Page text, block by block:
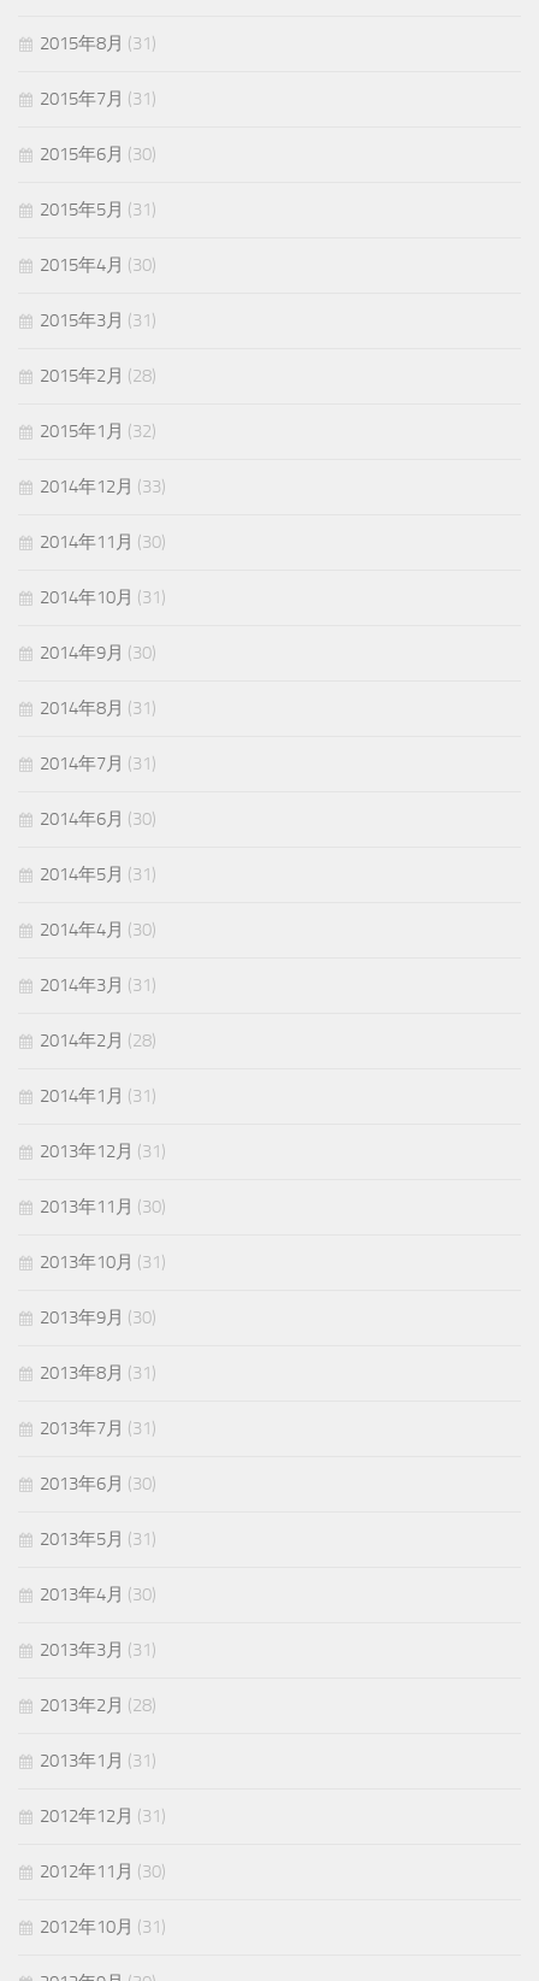
2015年8月 (31)
2015年7月 (31)
2015年6月 (30)
2015年5月 (31)
2015年4月 (30)
2015年3月 (31)
2015年2月 (28)
2015年1月 (32)
2014年12月 (33)
2014年11月 (30)
2014年10月 (31)
2014年9月 (30)
2014年8月 (31)
2014年7月 (31)
2014年6月 (30)
2014年5月 (31)
2014年4月 (30)
2014年3月 (31)
2014年2月 (28)
2014年1月 (31)
2013年12月 (31)
2013年11月 (30)
2013年10月 (31)
2013年9月 (30)
2013年8月 (31)
2013年7月 (31)
2013年6月 (30)
2013年5月 (31)
2013年4月 (30)
2013年3月 (31)
2013年2月 (28)
2013年1月 (31)
2012年12月 (31)
2012年11月 (30)
2012年10月 (31)